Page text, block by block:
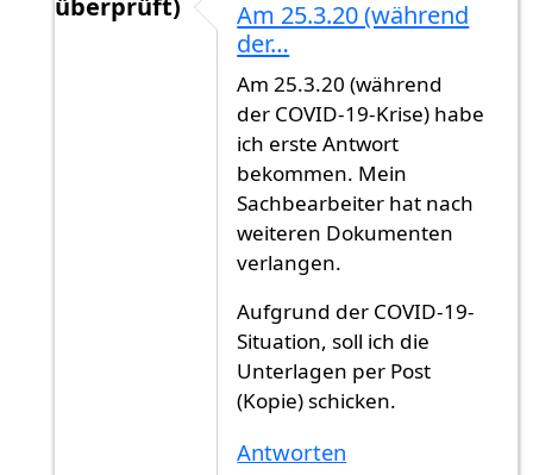
überprüft)
Ich auchvonGG (nicht überprüft)
Am 25.3.20 (während
der…
Am 25.3.20 (während
der COVID-19-Krise) habe
ich erste Antwort
bekommen. Mein
Sachbearbeiter hat nach
weiteren Dokumenten
verlangen.
Aufgrund der COVID-19-
Situation, soll ich die
Unterlagen per Post
(Kopie) schicken.
Antworten